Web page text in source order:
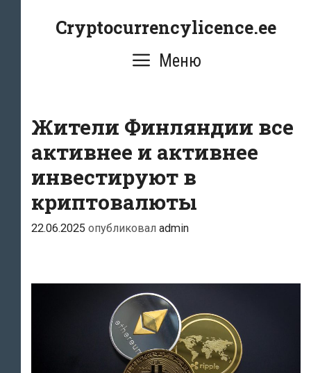
Cryptocurrencylicence.ee
Меню
Жители Финляндии все
активнее и активнее
инвестируют в
криптовалюты
22.06.2025 опубликовал admin